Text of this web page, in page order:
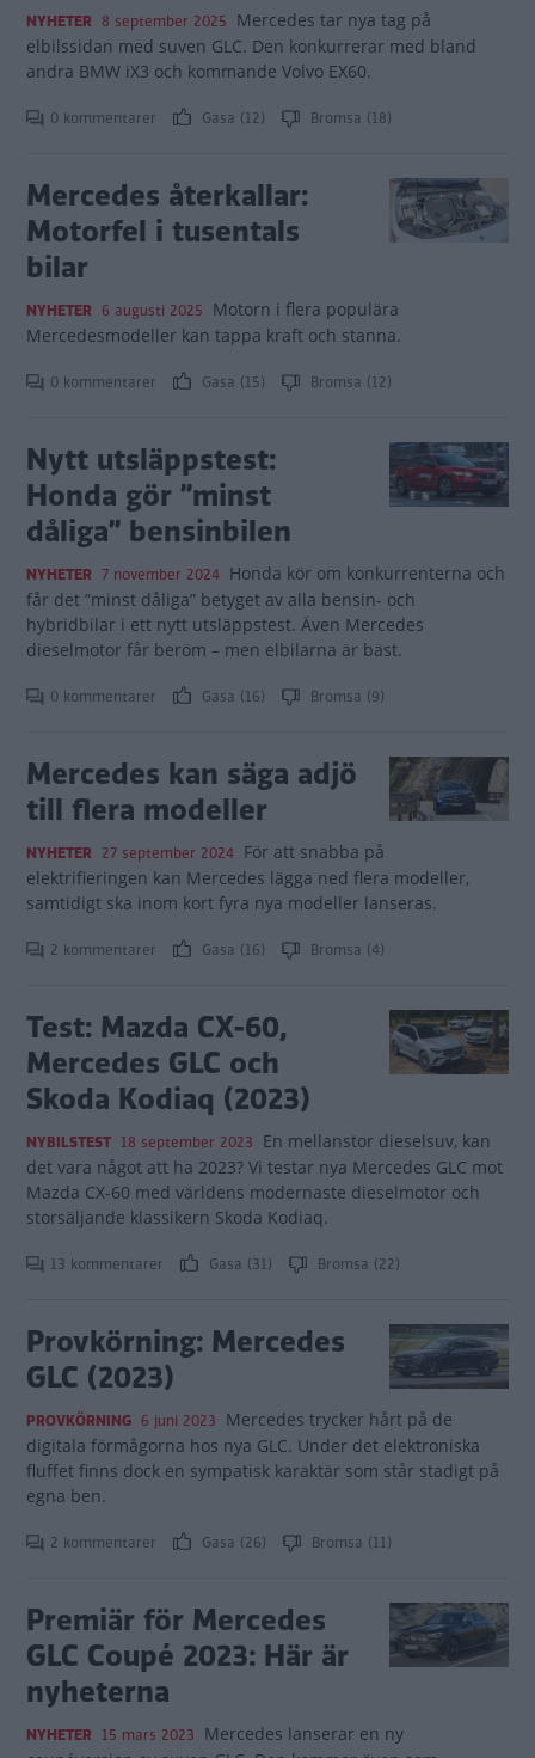
NYHETER 8 september 2025 Mercedes tar nya tag på
elbilssidan med suven GLC. Den konkurrerar med bland
andra BMW iX3 och kommande Volvo EX60.
0 kommentarer Gasa (12) Bromsa (18)
Mercedes återkallar:
Motorfel i tusentals
bilar
NYHETER 6 augusti 2025 Motorn i flera populära
Mercedesmodeller kan tappa kraft och stanna.
0 kommentarer Gasa (15) Bromsa (12)
Nytt utsläppstest:
Honda gör ”minst
dåliga” bensinbilen
NYHETER 7 november 2024 Honda kör om konkurrenterna och
får det ”minst dåliga” betyget av alla bensin- och
hybridbilar i ett nytt utsläppstest. Även Mercedes
dieselmotor får beröm – men elbilarna är bäst.
0 kommentarer Gasa (16) Bromsa (9)
Mercedes kan säga adjö
till flera modeller
NYHETER 27 september 2024 För att snabba på
elektrifieringen kan Mercedes lägga ned flera modeller,
samtidigt ska inom kort fyra nya modeller lanseras.
2 kommentarer Gasa (16) Bromsa (4)
Test: Mazda CX-60,
Mercedes GLC och
Skoda Kodiaq (2023)
NYBILSTEST 18 september 2023 En mellanstor dieselsuv, kan
det vara något att ha 2023? Vi testar nya Mercedes GLC mot
Mazda CX-60 med världens modernaste dieselmotor och
storsäljande klassikern Skoda Kodiaq.
13 kommentarer Gasa (31) Bromsa (22)
Provkörning: Mercedes
GLC (2023)
PROVKÖRNING 6 juni 2023 Mercedes trycker hårt på de
digitala förmågorna hos nya GLC. Under det elektroniska
fluffet finns dock en sympatisk karaktär som står stadigt på
egna ben.
2 kommentarer Gasa (26) Bromsa (11)
Premiär för Mercedes
GLC Coupé 2023: Här är
nyheterna
NYHETER 15 mars 2023 Mercedes lanserar en ny